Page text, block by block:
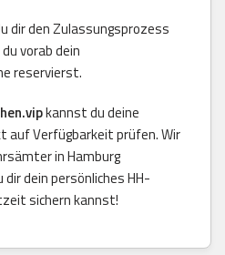
dir den Zulassungsprozess
vorab dein
reservierst.
kannst du deine
auf Verfügbarkeit prüfen. Wir
in Hamburg
dein persönliches HH-
sichern kannst!